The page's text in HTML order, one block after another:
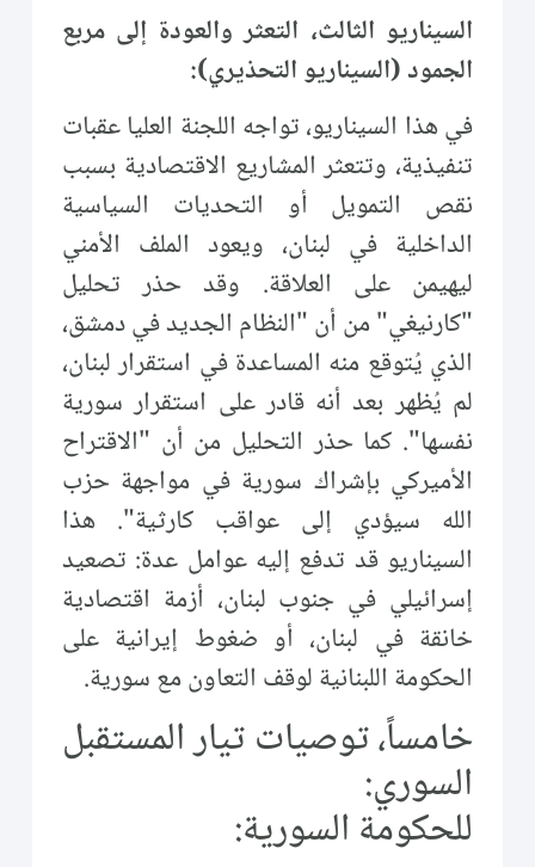
السيناريو الثالث، التعثر والعودة إلى مربع
الجمود (السيناريو التحذيري):
في هذا السيناريو، تواجه اللجنة العليا عقبات
تنفيذية، وتتعثر المشاريع الاقتصادية بسبب
نقص التمويل أو التحديات السياسية
الداخلية في لبنان، ويعود الملف الأمني
ليهيمن على العلاقة. وقد حذر تحليل
"كارنيغي" من أن "النظام الجديد في دمشق،
الذي يُتوقع منه المساعدة في استقرار لبنان،
لم يُظهر بعد أنه قادر على استقرار سورية
نفسها". كما حذر التحليل من أن "الاقتراح
الأميركي بإشراك سورية في مواجهة حزب
الله سيؤدي إلى عواقب كارثية". هذا
السيناريو قد تدفع إليه عوامل عدة: تصعيد
إسرائيلي في جنوب لبنان، أزمة اقتصادية
خانقة في لبنان، أو ضغوط إيرانية على
الحكومة اللبنانية لوقف التعاون مع سورية.
خامساً، توصيات تيار المستقبل
السوري:
للحكومة السورية: